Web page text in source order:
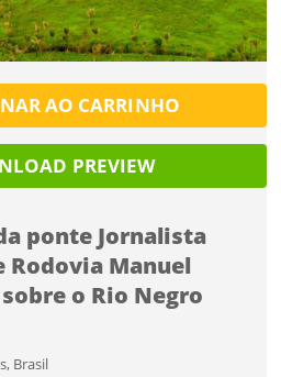
AO CARRINHO
PREVIEW
ponte Jornalista
Rodovia Manuel
o Rio Negro
Brasil
Esqueci a senha
não tem conta?
SE